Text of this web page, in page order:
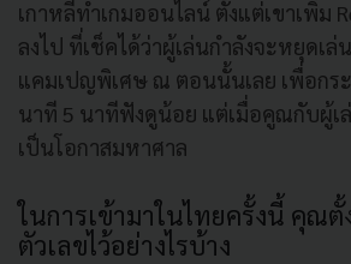
เกาหลีทำเกมออนไลน์ ตั้งแต่เขาเพิ่ม
ลงไป ที่เช็คได้ว่าผู้เล่นกำลังจะหยุดเล่
แคมเปญพิเศษ ณ ตอนนั้นเลย เพื่อกร
นาที 5 นาทีฟังดูน้อย แต่เมื่อคูณกับผู้เ
เป็นโอกาสมหาศาล
ในการเข้ามาในไทยครั้งนี้ คุณตั้
ตัวเลขไว้อย่างไรบ้าง